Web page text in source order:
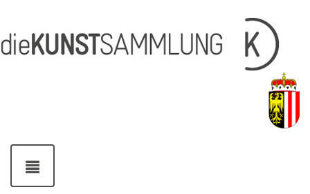
[1]
[2]
Links
[3]
mit
Kontaktdaten
Navigation
ein-
und